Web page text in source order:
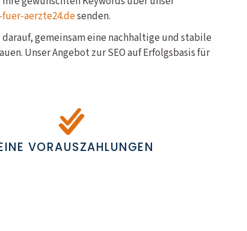
fuer-aerzte24.desenden.
gemeinsam eine nachhaltige und stabile
Unser Angebot zur SEO auf Erfolgsbasis für
VORAUSZAHLUNGEN